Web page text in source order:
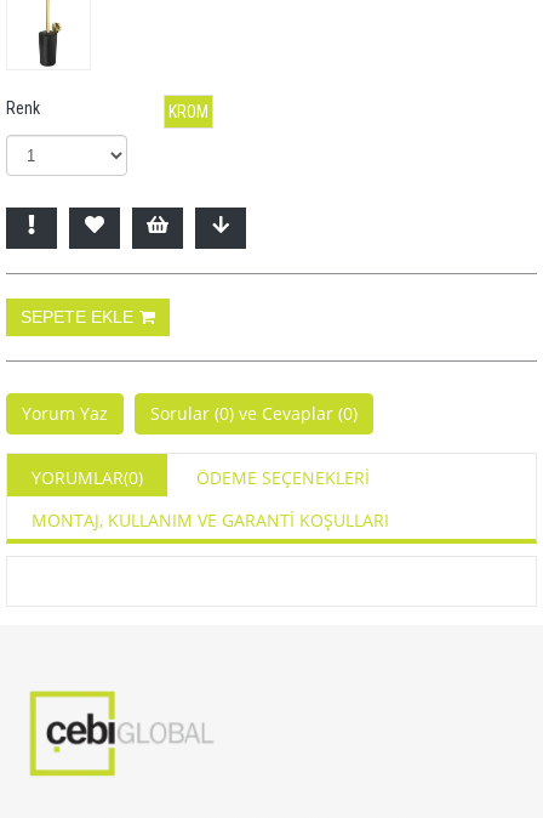
Renk KROM
Yorum Yaz Sorular (0) ve Cevaplar (0)
YORUMLAR(0)
ÖDEME SEÇENEKLERI
MONTAJ, KULLANIM VE GARANTİ KOŞULLARI